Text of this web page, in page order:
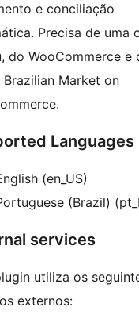
e conciliação
Precisa de uma
do WooCommerce e
Brazilian Market on
Languages
(en_US)
(Brazil)
services
utiliza os
externos: